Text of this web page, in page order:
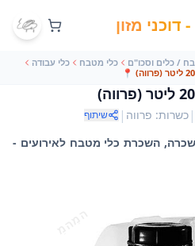
מזון
/ כלים וסכו"ם כלי מטבח
כלי עבודה
📍
|כשרות: פרווה | שיתוף
להשכרה, השכרת כלי מטבח לאירועים -